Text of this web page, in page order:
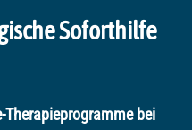
Soforthilfe
Therapieprogramme bei